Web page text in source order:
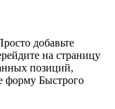
добавьте
на страницу
позиций,
форму Быстрого